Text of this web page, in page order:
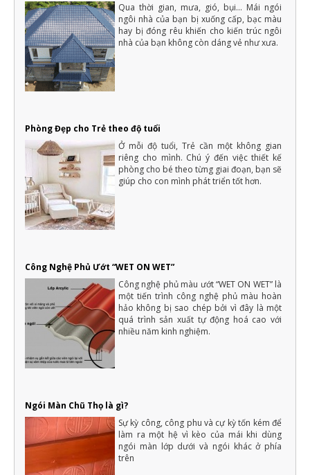
Qua thời gian, mưa, gió, bụi... Mái ngói
ngôi nhà của bạn bị xuống cấp, bạc màu
hay bị đóng rêu khiến cho kiến trúc ngôi
nhà của bạn không còn dáng vẻ như xưa.
Phòng Đẹp cho Trẻ theo độ tuổi
Ở mỗi độ tuổi, Trẻ cần một không gian
riêng cho mình. Chú ý đến việc thiết kế
phòng cho bé theo từng giai đoạn, bạn sẽ
giúp cho con mình phát triển tốt hơn.
Công Nghệ Phủ Ướt “WET ON WET”
Công nghệ phủ màu ướt “WET ON WET” là
một tiến trình công nghệ phủ màu hoàn
hảo không bị sao chép bởi vì đây là một
quá trình sản xuất tự động hoá cao với
nhiều năm kinh nghiệm.
Ngói Màn Chũ Thọ là gì?
Sự kỳ công, công phu và cự kỳ tốn kém để
làm ra một hệ vì kèo của mái khi dùng
ngói màn lớp dưới và ngói khác ở phía
trên